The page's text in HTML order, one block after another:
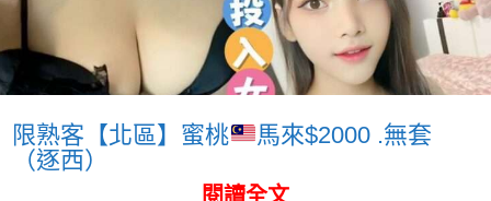
限熟客【北區】蜜桃
馬來$2000 .無套
（逐西）
閱讀全文